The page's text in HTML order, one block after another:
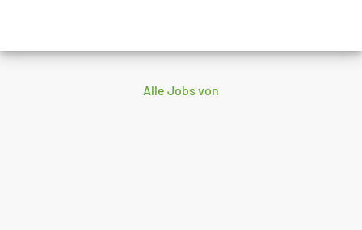
Alle Jobs von